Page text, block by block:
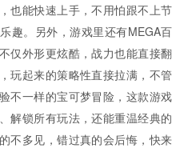
也能快速上手，不用怕跟不上节
趣。另外，游戏里还有MEGA百
仅外形更炫酷，战力也能直接翻
玩起来的策略性直接拉满，不管
不一样的宝可梦冒险，这款游戏
解锁所有玩法，还能重温经典的
不多见，错过真的会后悔，快来